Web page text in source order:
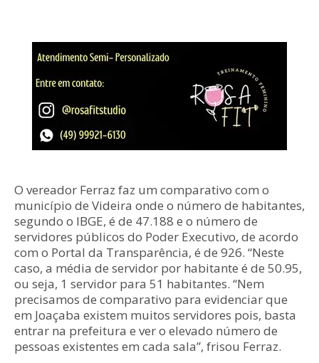
O vereador Ferraz faz um comparativo com o
município de Videira onde o número de habitantes,
segundo o IBGE, é de 47.188 e o número de
servidores públicos do Poder Executivo, de acordo
com o Portal da Transparência, é de 926. “Neste
caso, a média de servidor por habitante é de 50.95,
ou seja, 1 servidor para 51 habitantes. “Nem
precisamos de comparativo para evidenciar que
em Joaçaba existem muitos servidores pois, basta
entrar na prefeitura e ver o elevado número de
pessoas existentes em cada sala”, frisou Ferraz.